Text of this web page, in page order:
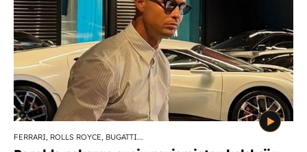
FERRARI, ROLLS ROYCE, BUGATTI...